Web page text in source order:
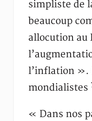
simpliste de
beaucoup
allocution au
l’inflation ».
mondialistes
« Dans nos